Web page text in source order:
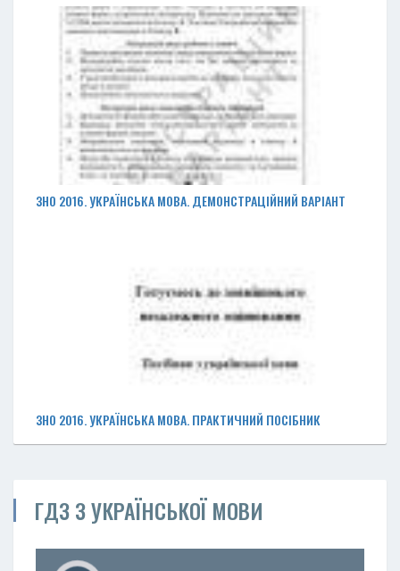
ЗНО 2016. УКРАЇНСЬКА МОВА. ДЕМОНСТРАЦІЙНИЙ ВАРІАНТ
ЗНО 2016. УКРАЇНСЬКА МОВА. ПРАКТИЧНИЙ ПОСІБНИК
ГДЗ З УКРАЇНСЬКОЇ МОВИ